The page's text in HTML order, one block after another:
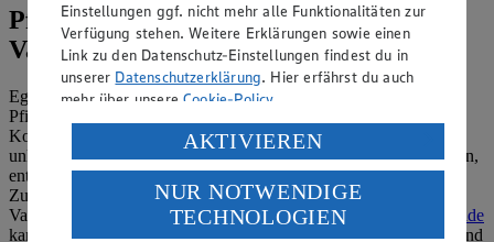
Pfirsichmarmelade-Rezept: Leckere
Variationen
Egal ob Himbeeren,Brombeeren, Erdbeeren, Kirschen oder
Pfirsiche wie in unserem Marmeladerezept – das Einkochen von
Konfitüre macht nicht nur Spaß, es geht auch schnell und
unkompliziert. Und du kannst, im Gegensatz zu fertigen Produkten,
entscheiden, was in deinem Aufstrich enthalten sein soll und die
Zutaten nach Lust und Laune kombinieren. Auch saisonale
Varianten wie unser weihnachtlichesRezept für Bratapfelmarmelade
kannst du so ganz leicht selbst machen. Nutze also den Sommer und
Einstellungen ggf. nicht mehr alle Funktionalitäten zur
Verfügung stehen. Weitere Erklärungen sowie einen
Link zu den Datenschutz-Einstellungen findest du in
unserer Datenschutzerklärung. Hier erfährst du auch
mehr über unsereCookie-Policy.
Verarbeitung deiner personenbezogenen Daten in den
USA durch Facebook und YouTube:
Wenn du auf „Aktivieren“ klickst, willigst du im Sinne
des Art. 49 Abs. 1 Satz 1 lit. a) DSGVO ein, dass deine
AKTIVIEREN
NUR NOTWENDIGE
TECHNOLOGIEN